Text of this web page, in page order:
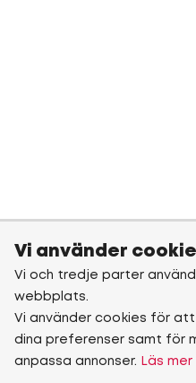
Vi använder
Vi och tredje parter
webbplats.
Vi använder cookies för
dina preferenser samt för
anpassa annonser.
Läs